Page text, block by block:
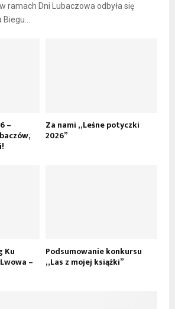
ramach Dni Lubaczowa odbyła się
– Za nami „Leśne potyczki
2026”
Ku
–
Podsumowanie konkursu
„Las z mojej książki”